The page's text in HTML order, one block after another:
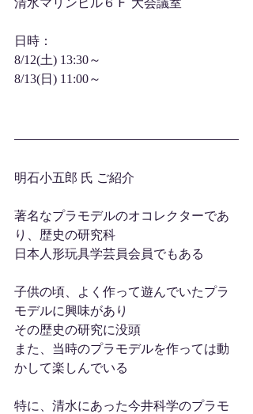
清水マリンビル６Ｆ 大会議室
日時：
8/12(土) 13:30～
8/13(日) 11:00～
明石小五郎 氏 ご紹介
著名なプラモデルのオコレクターであ
り、歴史の研究科
日本人形玩具学芸員会員でもある
子供の頃、よく作って遊んでいたプラ
モデルに興味があり
その歴史の研究に没頭
また、当時のプラモデルを作っては動
かして楽しんでいる
特に、清水にあった今井科学のプラモ